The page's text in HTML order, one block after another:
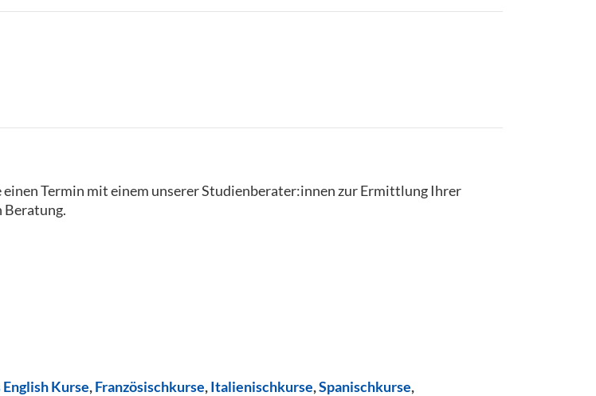
Termin mit einem unserer Studienberater:innen zur Ermittlung Ihrer
Beratung.
English Kurse,Französischkurse,Italienischkurse,Spanischkurse,